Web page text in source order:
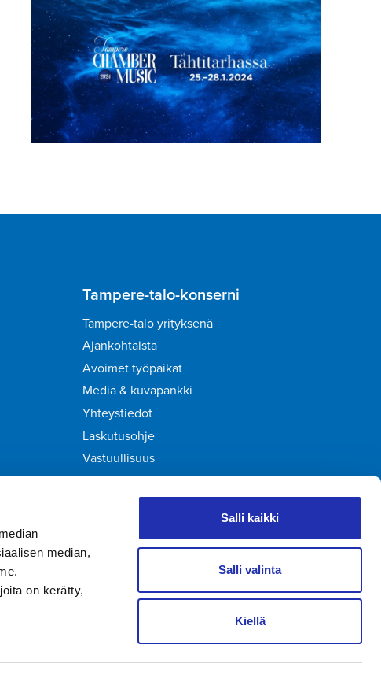
median,
on kerätty,
Salli kaikki
Salli valinta
Kiellä
Tampere-talo-konserni
Tampere-talo yrityksenä
Ajankohtaista
Avoimet työpaikat
Media & kuvapankki
Yhteystiedot
Laskutusohje
Vastuullisuus